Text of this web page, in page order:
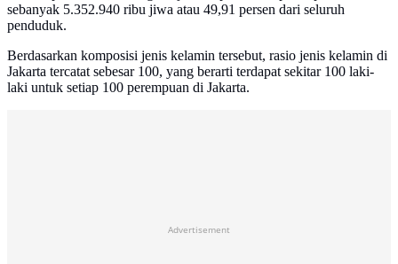
sebanyak 5.352.940 ribu jiwa atau 49,91 persen dari seluruh
penduduk.
Berdasarkan komposisi jenis kelamin tersebut, rasio jenis kelamin di
Jakarta tercatat sebesar 100, yang berarti terdapat sekitar 100 laki-
laki untuk setiap 100 perempuan di Jakarta.
Advertisement